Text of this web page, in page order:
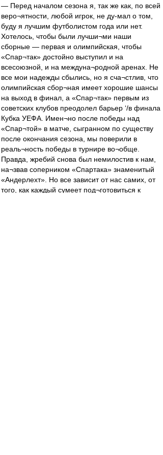
— Перед началом сезона я, так же как, по всей
веро¬ятности, любой игрок, не ду-мал о том,
буду я лучшим футболистом года или нет.
Хотелось, чтобы были лучши¬ми наши
сборные — первая и олимпийская, чтобы
«Спар¬так» достойно выступил и на
всесоюзной, и на междуна¬родной аренах. Не
все мои надежды сбылись, но я сча¬стлив, что
олимпийская сбор¬ная имеет хорошие шансы
на выход в финал, а «Спар¬так» первым из
советских клубов преодолел барьер ‘/в финала
Кубка УЕФА. Имен¬но после победы над
«Спар¬той» в матче, сыгранном по существу
после окончания сезона, мы поверили в
реаль¬ность победы в турнире во¬обще.
Правда, жребий снова был немилостив к нам,
на¬звав соперником «Спартака» знаменитый
«Андерлехт». Но все зависит от нас самих, от
того, как каждый сумеет под¬готовиться к